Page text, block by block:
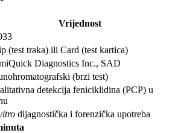
Vrijednost
(test traka) ili Card (test kartica)
Diagnostics Inc., SAD
(brzi test)
detekcija feniciklidina (PCP) u
dijagnostička i forenzička upotreba